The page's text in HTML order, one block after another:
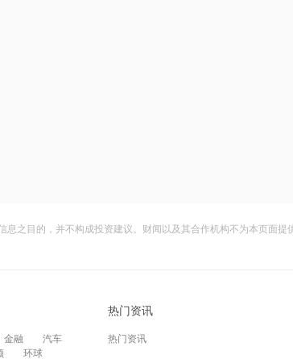
之目的，并不构成投资建议。财闻以及其合作机构不为本页面
金融
汽车
环球
热门资讯
热门资讯